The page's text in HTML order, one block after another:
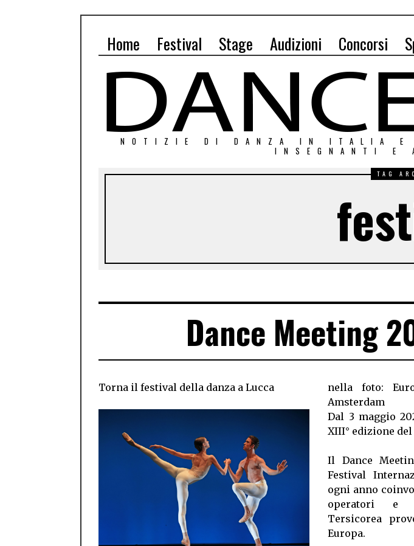
Home Festival Stage Audizioni Concorsi
NOTIZIE DI DANZA IN ITALIA E
INSEGNANTI E
TAG
Dance Meeting
Torna il festival della danza a Lucca
nella foto:
Amsterdam
Dal 3 maggio
XIII° edizione
Il Dance
Festival
ogni anno
operatori e
Tersicorea
Europa.